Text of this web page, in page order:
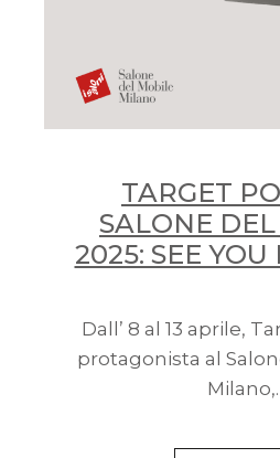
TARGET
SALONE
2025: SEE
Dall’ 8 al 13 aprile,
protagonista al